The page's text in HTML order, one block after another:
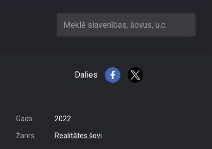
Meklē slavenības, šovus, u.c.
Dalies
Gads 2022
Žanrs Realitātes šovi